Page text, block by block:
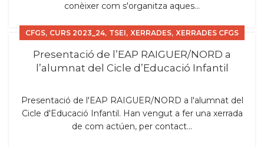
conèixer com s'organitza aques...
CFGS, CURS 2023_24, TSEI, XERRADES, XERRADES CFGS
Presentació de l’EAP RAIGUER/NORD a
l’alumnat del Cicle d’Educació Infantil
Presentació de l'EAP RAIGUER/NORD a l'alumnat del
Cicle d'Educació Infantil. Han vengut a fer una xerrada
de com actúen, per contact...